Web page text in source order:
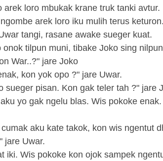
arek loro mbukak krane truk tanki avtur.
arek loro iku mulih terus keturon.
tangi, rasane awake sueger kuat.
onok tilpun muni, tibake Joko sing
War..?" jare Joko
kon yok opo ?" jare Uwar.
sueger pisan. Kon gak teler tah ?" jare
yo gak ngelu blas. Wis pokoke
aku kate takok, kon wis ngentut
jare Uwar.
iki. Wis pokoke kon ojok sampek